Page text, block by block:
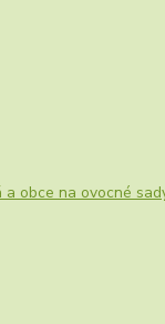
obce na ovocné